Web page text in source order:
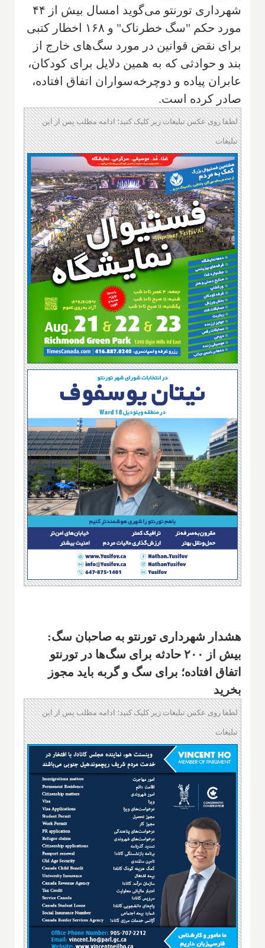
شهرداری تورنتو می‌گوید امسال بیش از ۴۴
مورد حکم "سگ خطرناک" و ۱۶۸ اخطار کتبی
برای نقض قوانین در مورد سگ‌های خارج از
بند و حوادثی که به همین دلایل برای کودکان،
عابران پیاده و دوچرخه‌سواران اتفاق افتاده،
صادر کرده است.
لطفا روی عکس تبلیغات زیر کلیک کنید؛ ادامه مطلب پس از این
تبلیغات
هشدار شهرداری تورنتو به صاحبان سگ:
بیش از ۲۰۰ حادثه برای سگ‌ها در تورنتو
اتفاق افتاده؛ برای سگ و گربه باید مجوز
بخرید
لطفا روی عکس تبلیغات زیر کلیک کنید؛ ادامه مطلب پس از این
تبلیغات